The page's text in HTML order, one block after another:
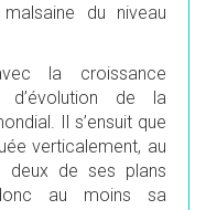
du niveau
la croissance
d’évolution de la
Il s’ensuit que
verticalement, au
deux de ses plans
au moins sa